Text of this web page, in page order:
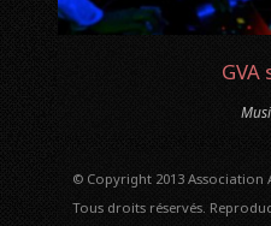
GVA
© Copyright 2013 Association
Tous droits réservés.